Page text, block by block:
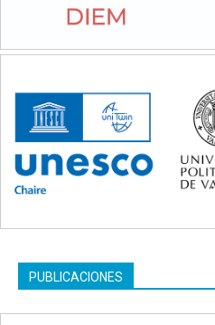
PUBLICACIONES